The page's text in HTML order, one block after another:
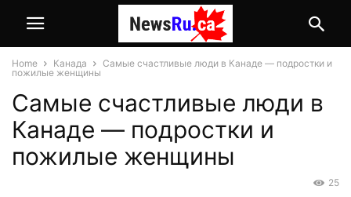
Home Канада
Самые счастливые люди в Канаде — подростки и
пожилые женщины
Самые счастливые люди в
Канаде — подростки и
пожилые женщины
25